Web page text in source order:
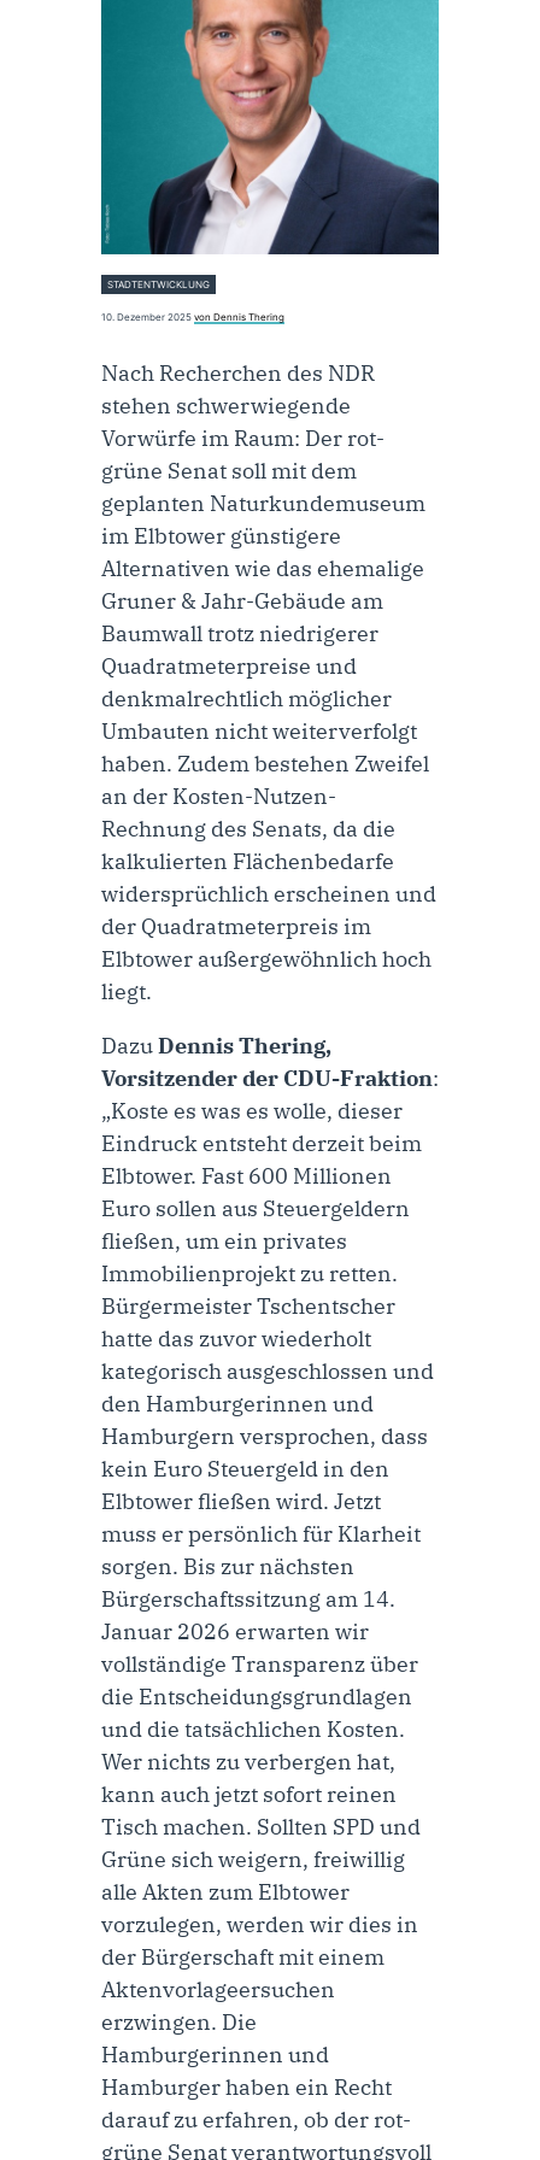
STADTENTWICKLUNG
10. Dezember 2025 von Dennis Thering
Nach Recherchen des NDR
stehen schwerwiegende
Vorwürfe im Raum: Der rot-
grüne Senat soll mit dem
geplanten Naturkundemuseum
im Elbtower günstigere
Alternativen wie das ehemalige
Gruner & Jahr-Gebäude am
Baumwall trotz niedrigerer
Quadratmeterpreise und
denkmalrechtlich möglicher
Umbauten nicht weiterverfolgt
haben. Zudem bestehen Zweifel
an der Kosten-Nutzen-
Rechnung des Senats, da die
kalkulierten Flächenbedarfe
widersprüchlich erscheinen und
der Quadratmeterpreis im
Elbtower außergewöhnlich hoch
liegt.
DazuDennis Thering,
Vorsitzender der CDU-Fraktion:
„Koste es was es wolle, dieser
Eindruck entsteht derzeit beim
Elbtower. Fast 600 Millionen
Euro sollen aus Steuergeldern
fließen, um ein privates
Immobilienprojekt zu retten.
Bürgermeister Tschentscher
hatte das zuvor wiederholt
kategorisch ausgeschlossen und
den Hamburgerinnen und
Hamburgern versprochen, dass
kein Euro Steuergeld in den
Elbtower fließen wird. Jetzt
muss er persönlich für Klarheit
sorgen. Bis zur nächsten
Bürgerschaftssitzung am 14.
Januar 2026 erwarten wir
vollständige Transparenz über
die Entscheidungsgrundlagen
und die tatsächlichen Kosten.
Wer nichts zu verbergen hat,
kann auch jetzt sofort reinen
Tisch machen. Sollten SPD und
Grüne sich weigern, freiwillig
alle Akten zum Elbtower
vorzulegen, werden wir dies in
der Bürgerschaft mit einem
Aktenvorlageersuchen
erzwingen. Die
Hamburgerinnen und
Hamburger haben ein Recht
darauf zu erfahren, ob der rot-
grüne Senat verantwortungsvoll